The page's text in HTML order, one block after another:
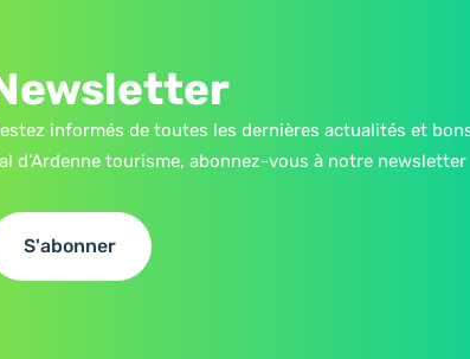
informés de toutes les dernières actualités et
d’Ardenne tourisme, abonnez-vous à notre newsletter
S'abonner